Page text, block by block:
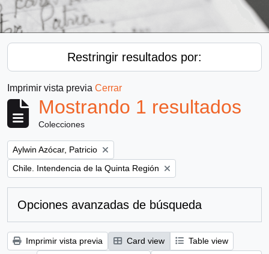
Restringir resultados por:
Imprimir vista previa Cerrar
Mostrando 1 resultados
Colecciones
Remove filter:
Aylwin Azócar, Patricio
Remove filter:
Chile. Intendencia de la Quinta Región
Opciones avanzadas de búsqueda
Imprimir vista previa Card view
Table view